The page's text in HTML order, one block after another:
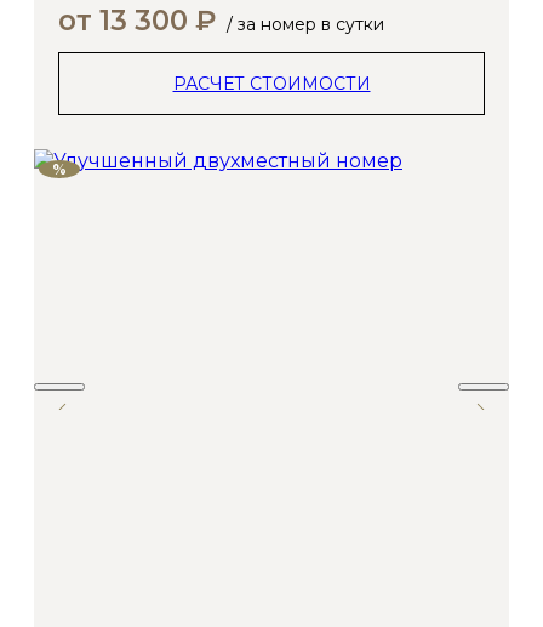
от 13 300 ₽ / за номер в сутки
РАСЧЕТ СТОИМОСТИ
%